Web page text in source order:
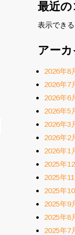
最近の
表示でき
アー
2026年8
2026年7
2026年6
2026年5
2026年3
2026年2
2026年1
2025年
2025年
2025年
2025年9
2025年8
2025年7